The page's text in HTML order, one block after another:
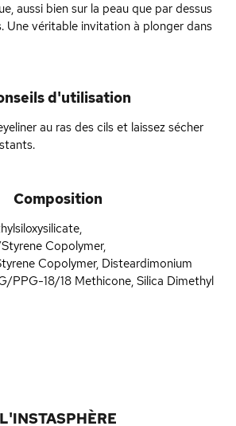
aussi bien sur la peau que par dessus
Une véritable invitation à plonger dans
d'utilisation
au ras des cils et laissez sécher
Composition
Copolymer,
Copolymer, Disteardimonium
PPG-18/18 Methicone, Silica Dimethyl
L'INSTASPHÈRE